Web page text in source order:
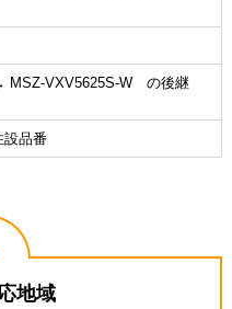
MSZ-VXV5625S-W の後継
設品番
地域